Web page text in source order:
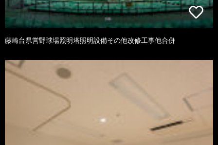
藤崎台県営野球場照明塔照明設備その他改修工事他合併